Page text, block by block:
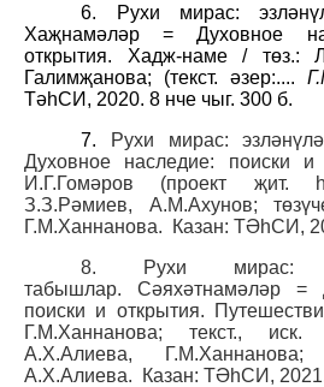
6. Рухи мирас:
Хаҗнамәләр = Духовное
открытия. Хадж-наме / төз.:
Галимҗанова; (текст. әзер:....
ТәһСИ, 2020. 8 нче чыг. 300 б.
7.
Рухи мирас:
Духовное наследие: поиски и
И.Г.Гомәров (проект җит.
З.З.Рәмиев, А.М.Ахунов;
Г.М.Ханнанова.
Казан: ТӘһСИ,
8. Рухи мирас:
табышлар. Сәяхәтнамәләр =
поиски и открытия.
Г.М.Ханнанова; текст.,
А.Х.Алиева,
А.Х.Алиева.
Казан: ТӘһСИ,